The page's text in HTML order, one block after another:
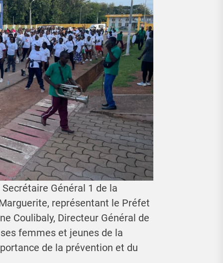
Général 1 de la
représentant le Préfet
Coulibaly, Directeur Général de
femmes et jeunes de la
de la prévention et du